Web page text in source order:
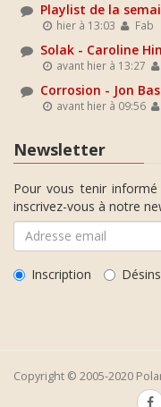
Playlist de la
hier à 13:03 Fab
Solak - Caroline
avant hier à 13:27
Corrosion - Jon
avant hier à 09:56
Newsletter
Pour vous tenir
inscrivez-vous à notre
Inscription
Copyright © 2005-2020